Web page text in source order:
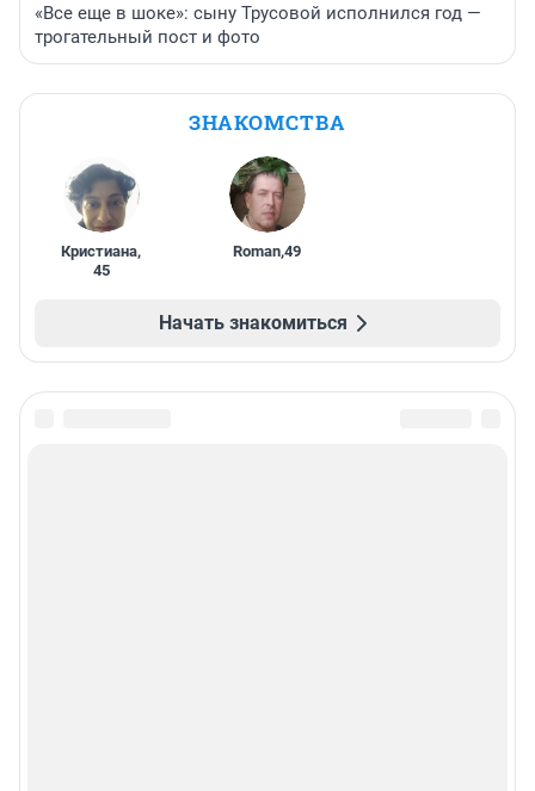
«Все еще в шоке»: сыну Трусовой исполнился год —
трогательный пост и фото
ЗНАКОМСТВА
Кристиана,
45
Roman,49
Начать знакомиться